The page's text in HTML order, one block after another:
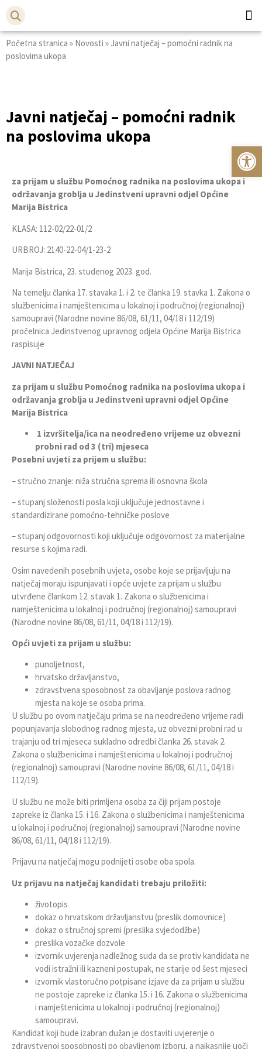
Početna stranica » Novosti »Javni natječaj – pomoćni radnik na
poslovima ukopa
Javni natječaj – pomoćni radnik
na poslovima ukopa
za prijam u službu Pomoćnog radnika na poslovima ukopa i
održavanja groblja u Jedinstveni upravni odjel Općine
Marija Bistrica
KLASA: 112-02/22-01/2
URBROJ: 2140-22-04/1-23-2
Marija Bistrica, 23. studenog 2023. god.
Na temelju članka 17. stavaka 1. i 2. te članka 19. stavka 1. Zakona o
službenicima i namještenicima u lokalnoj i područnoj (regionalnoj)
samoupravi (Narodne novine 86/08, 61/11, 04/18 i 112/19)
pročelnica Jedinstvenog upravnog odjela Općine Marija Bistrica
raspisuje
JAVNI NATJEČAJ
za prijam u službu Pomoćnog radnika na poslovima ukopa i
održavanja groblja u Jedinstveni upravni odjel Općine
Marija Bistrica
1 izvršitelja/ica na neodređeno vrijeme uz obvezni
probni rad od 3 (tri) mjeseca
Posebni uvjeti za prijem u službu:
– stručno znanje: niža stručna sprema ili osnovna škola
– stupanj složenosti posla koji uključuje jednostavne i
standardizirane pomoćno-tehničke poslove
– stupanj odgovornosti koji uključuje odgovornost za materijalne
resurse s kojima radi.
Osim navedenih posebnih uvjeta, osobe koje se prijavljuju na
natječaj moraju ispunjavati i opće uvjete za prijam u službu
utvrđene člankom 12. stavak 1. Zakona o službenicima i
namještenicima u lokalnoj i područnoj (regionalnoj) samoupravi
(Narodne novine 86/08, 61/11, 04/18 i 112/19).
Opći uvjeti za prijam u službu:
punoljetnost,
hrvatsko državljanstvo,
zdravstvena sposobnost za obavljanje poslova radnog
mjesta na koje se osoba prima.
U službu po ovom natječaju prima se na neodređeno vrijeme radi
popunjavanja slobodnog radnog mjesta, uz obvezni probni rad u
trajanju od tri mjeseca sukladno odredbi članka 26. stavak 2.
Zakona o službenicima i namještenicima u lokalnoj i područnoj
(regionalnoj) samoupravi (Narodne novine 86/08, 61/11, 04/18 i
112/19).
U službu ne može biti primljena osoba za čiji prijam postoje
zapreke iz članka 15. i 16. Zakona o službenicima i namještenicima
u lokalnoj i područnoj (regionalnoj) samoupravi (Narodne novine
86/08, 61/11, 04/18 i 112/19).
Prijavu na natječaj mogu podnijeti osobe oba spola.
Uz prijavu na natječaj kandidati trebaju priložiti:
životopis
dokaz o hrvatskom državljanstvu (preslik domovnice)
dokaz o stručnoj spremi (preslika svjedodžbe)
preslika vozačke dozvole
izvornik uvjerenja nadležnog suda da se protiv kandidata ne
vodi istražni ili kazneni postupak, ne starije od šest mjeseci
izvornik vlastoručno potpisane izjave da za prijam u službu
ne postoje zapreke iz članka 15. i 16. Zakona o službenicima
i namještenicima u lokalnoj i područnoj (regionalnoj)
samoupravi.
Kandidat koji bude izabran dužan je dostaviti uvjerenje o
zdravstvenoj sposobnosti po obavljenom izboru, a najkasnije uoči